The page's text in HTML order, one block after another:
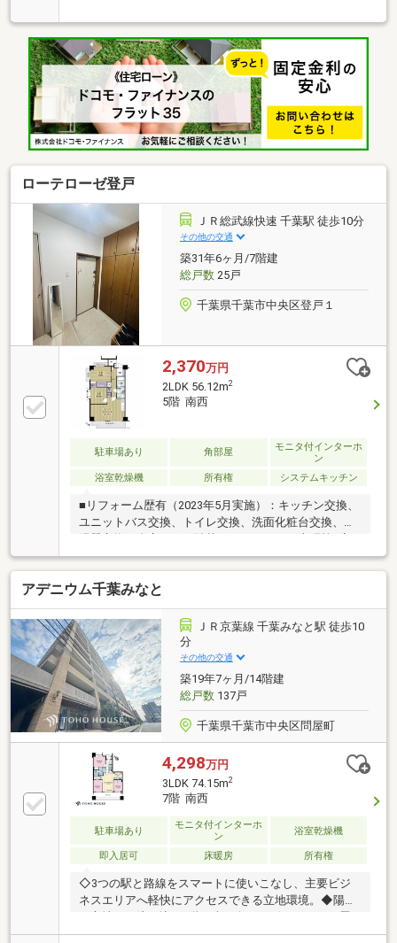
計・建設）・劣化対策等級3
ローテローゼ登戸
ＪＲ総武線快速 千葉駅 徒歩10分
その他の交通
築31年6ヶ月/7階建
総戸数25戸
千葉県千葉市中央区登戸１
2,370万円
2LDK 56.12m2
5階 南西
駐車場あり 角部屋
モニタ付インターホ
ン
浴室乾燥機
所有権 システムキッチン
■リフォーム歴有（2023年5月実施）：キッチン交換、
ユニットバス交換、トイレ交換、洗面化粧台交換、給
心のオートロック、モニター付きインターホン■設備
充実（浴室乾燥機、ウォッシュレット付きトイレ等）
■室内丁寧にご使用です。
アデニウム千葉みなと
ＪＲ京葉線 千葉みなと駅 徒歩10
分
その他の交通
築19年7ヶ月/14階建
総戸数137戸
千葉県千葉市中央区問屋町
4,298万円
3LDK 74.15m2
7階 南西
駐車場あり
モニタ付インターホ
ン
浴室乾燥機
即入居可 床暖房 所有権
◇3つの駅と路線をスマートに使いこなし、主要ビジ
ネスエリアへ軽快にアクセスできる立地環境。◆陽光
以上の広がりを持つ開放的な空間。◇生ごみをその場